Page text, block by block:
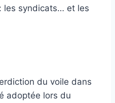
les syndicats… et les
du voile dans
adoptée lors du